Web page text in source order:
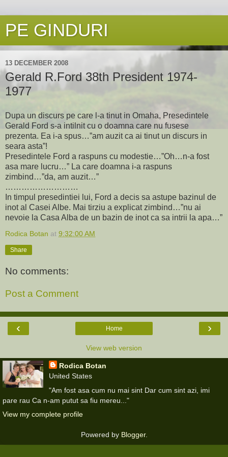
PE GINDURI
13 DECEMBER 2008
Gerald R.Ford 38th President 1974-
1977
Dupa un discurs pe care l-a tinut in Omaha, Presedintele
Gerald Ford s-a intilnit cu o doamna care nu fusese
prezenta. Ea i-a spus…”am auzit ca ai tinut un discurs in
seara asta”!
Presedintele Ford a raspuns cu modestie…”Oh…n-a fost
asa mare lucru…” La care doamna i-a raspuns
zimbind…”da, am auzit…”
………………………
In timpul presedintiei lui, Ford a decis sa astupe bazinul de
inot al Casei Albe. Mai tirziu a explicat zimbind…”nu ai
nevoie la Casa Alba de un bazin de inot ca sa intrii la apa…”
Rodica Botan at 9:32:00 AM
Share
No comments:
Post a Comment
‹ ›
Home
View web version
Rodica Botan
United States
"Am fost asa cum nu mai sint Dar cum sint azi, imi
pare rau Ca n-am putut sa fiu mereu..."
View my complete profile
Powered by Blogger.